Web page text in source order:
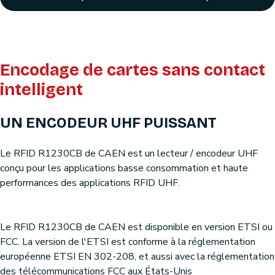
Encodage de cartes sans contact
intelligent
UN ENCODEUR UHF PUISSANT
Le RFID R1230CB de CAEN est un lecteur / encodeur UHF
conçu pour les applications basse consommation et haute
performances des applications RFID UHF.
Le RFID R1230CB de CAEN est disponible en version ETSI ou
FCC. La version de l'ETSI est conforme à la réglementation
européenne ETSI EN 302-208, et aussi avec la réglementation
des télécommunications FCC aux États-Unis